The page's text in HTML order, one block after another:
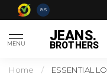
8.5
MENU JEANS.
BROTHERS
Home / ESSENTIAL